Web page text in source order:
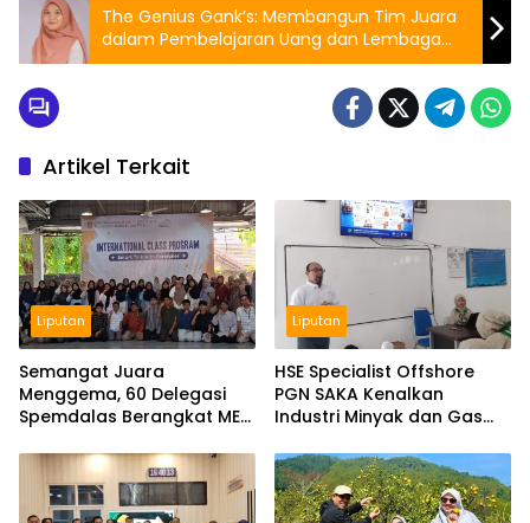
The Genius Gank’s: Membangun Tim Juara
dalam Pembelajaran Uang dan Lembaga
Keuangan
Artikel Terkait
Liputan
Semangat Juara
Menggema, 60 Delegasi
Spemdalas Berangkat ME
Liputan
HSE Specialist Offshore
PGN SAKA Kenalkan
Industri Minyak dan Gas